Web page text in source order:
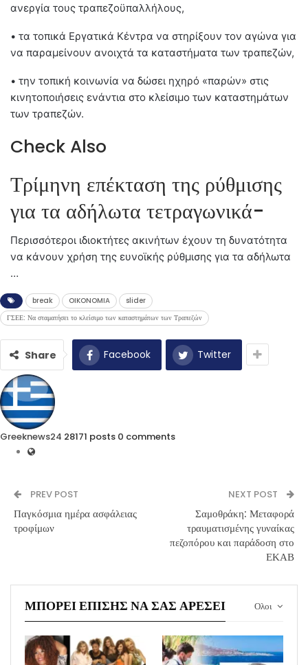
ανεργία τους τραπεζοϋπαλλήλους,
• τα τοπικά Εργατικά Κέντρα να στηρίξουν τον αγώνα για
να παραμείνουν ανοιχτά τα καταστήματα των τραπεζών,
• την τοπική κοινωνία να δώσει ηχηρό «παρών» στις
κινητοποιήσεις ενάντια στο κλείσιμο των καταστημάτων
των τραπεζών.
Check Also
Τρίμηνη επέκταση της ρύθμισης
για τα αδήλωτα τετραγωνικά-
Περισσότεροι ιδιοκτήτες ακινήτων έχουν τη δυνατότητα
να κάνουν χρήση της ευνοϊκής ρύθμισης για τα αδήλωτα
…
break OIKONOMIA
slider
ΓΣΕΕ: Να σταματήσει το κλείσιμο των καταστημάτων των Τραπεζών
Share Facebook Twitter
Greeknews24 28171 posts 0 comments
PREV POST
Παγκόσμια ημέρα ασφάλειας
τροφίμων
NEXT POST
Σαμοθράκη: Μεταφορά
τραυματισμένης γυναίκας
πεζοπόρου και παράδοση στο
ΕΚΑΒ
Ολοι
ΜΠΟΡΕΊ ΕΠΊΣΗΣ ΝΑ ΣΑΣ ΑΡΈΣΕΙ